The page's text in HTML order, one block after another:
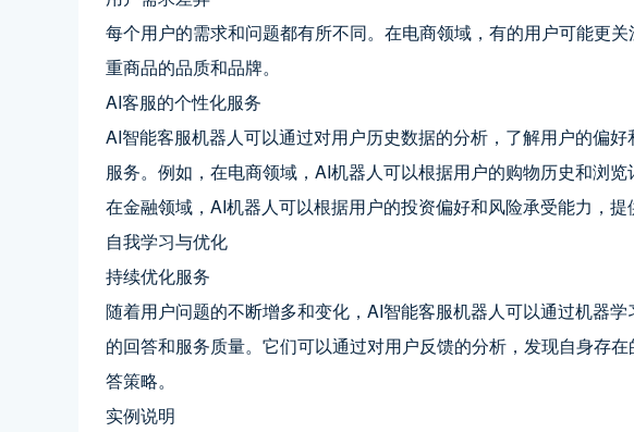
每个用户的需求和问题都有所不同。在电商领域，有的用户可能更
重商品的品质和品牌。
AI客服的个性化服务
AI智能客服机器人可以通过对用户历史数据的分析，了解用户的偏
服务。例如，在电商领域，AI机器人可以根据用户的购物历史和浏览
在金融领域，AI机器人可以根据用户的投资偏好和风险承受能力，提
自我学习与优化
持续优化服务
随着用户问题的不断增多和变化，AI智能客服机器人可以通过机器
的回答和服务质量。它们可以通过对用户反馈的分析，发现自身存
答策略。
实例说明